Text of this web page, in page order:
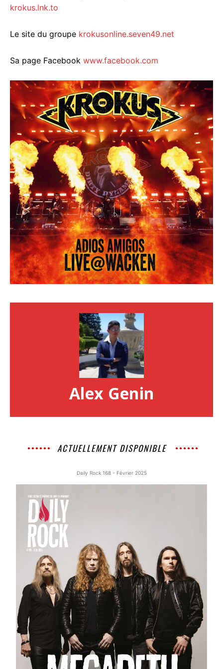
krokus.lnk.to
Le site du groupe krokusonline.seven49.net
Sa page Facebook www.facebook.com
Alex Genin
ACTUELLEMENT DISPONIBLE
Daily Rock 168 - Février 2025